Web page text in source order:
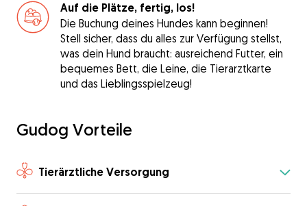
Auf die Plätze, fertig, los!
Die Buchung deines Hundes kann beginnen!
Stell sicher, dass du alles zur Verfügung stellst,
was dein Hund braucht: ausreichend Futter, ein
bequemes Bett, die Leine, die Tierarztkarte
und das Lieblingsspielzeug!
Gudog Vorteile
Tierärztliche Versorgung